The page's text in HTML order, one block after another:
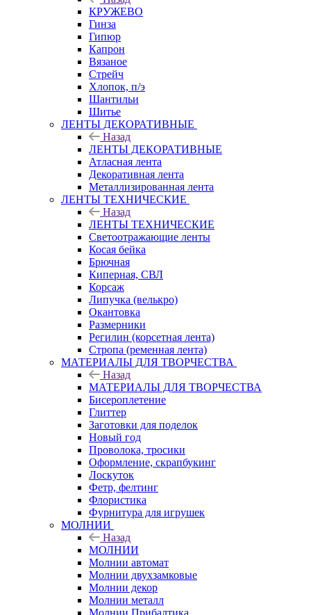
КРУЖЕВО
Гинза
Гипюр
Капрон
Вязаное
Стрейч
Хлопок, п/э
Шантильи
Шитье
ЛЕНТЫ ДЕКОРАТИВНЫЕ
Назад
ЛЕНТЫ ДЕКОРАТИВНЫЕ
Атласная лента
Декоративная лента
Металлизированная лента
ЛЕНТЫ ТЕХНИЧЕСКИЕ
Назад
ЛЕНТЫ ТЕХНИЧЕСКИЕ
Светоотражающие ленты
Косая бейка
Брючная
Киперная, СВЛ
Корсаж
Липучка (велькро)
Окантовка
Размерники
Регилин (корсетная лента)
Стропа (ременная лента)
МАТЕРИАЛЫ ДЛЯ ТВОРЧЕСТВА
Назад
МАТЕРИАЛЫ ДЛЯ ТВОРЧЕСТВА
Бисероплетение
Глиттер
Заготовки для поделок
Новый год
Проволока, тросики
Оформление, скрапбукинг
Лоскуток
Фетр, фелтинг
Флористика
Фурнитура для игрушек
МОЛНИИ
Назад
МОЛНИИ
Молнии автомат
Молнии двухзамковые
Молнии декор
Молнии металл
Молнии Прибалтика